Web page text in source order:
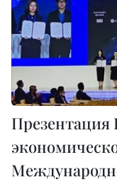
Презентация